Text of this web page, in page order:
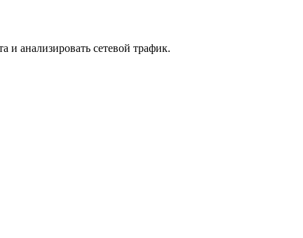
анализировать сетевой трафик.